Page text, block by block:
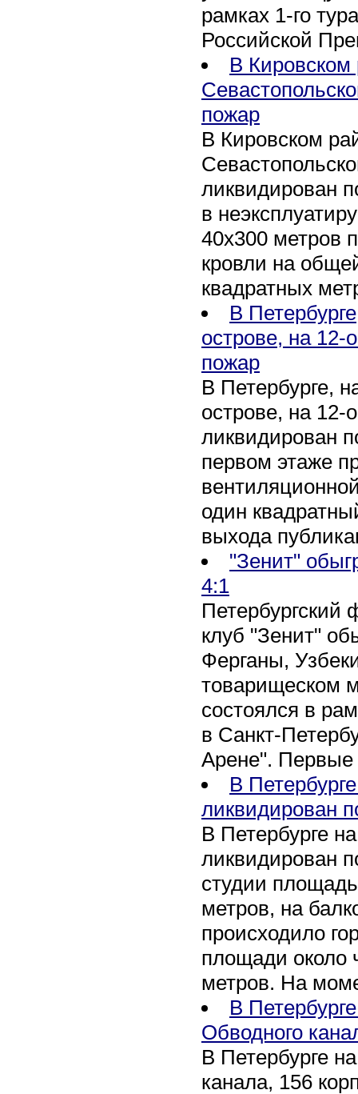
рамках 1-го
Российской
В Кировском
пожар
В Кировском
ликвидирован
в
40х300 метров
кровли на
квадратных
В
острове, на 12-
пожар
В Петербурге,
острове, на 12-
ликвидирован
первом этаже
один
выхода
"Зенит"
4:1
Петербургский
клуб "Зенит"
Ферганы,
товарищеском
состоялся в
в Санкт-
Арене". Первые
В
ликвидирован
В Петербурге
ликвидирован
студии
метров, на
происходило
площади около
метров. На
В
Обводного
В Петербурге
канала, 156